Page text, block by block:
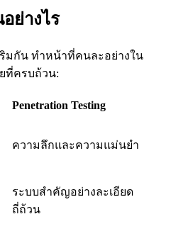
ย่างไร
มกัน ทำหน้าที่คนละอย่างใน
ที่ครบถ้วน:
Penetration Testing
ความลึกและความแม่นยำ
ระบบสำคัญอย่างละเอียด
ถี่ถ้วน